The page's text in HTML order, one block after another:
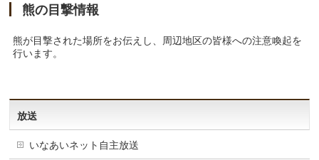
熊の目撃情報
熊が目撃された場所をお伝えし、周辺地区の皆様への注意喚起を
行います。
放送
いなあいネット自主放送